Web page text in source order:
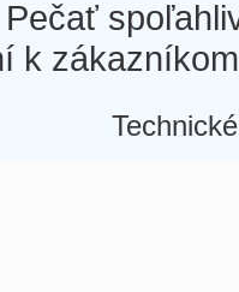
Pečať
k